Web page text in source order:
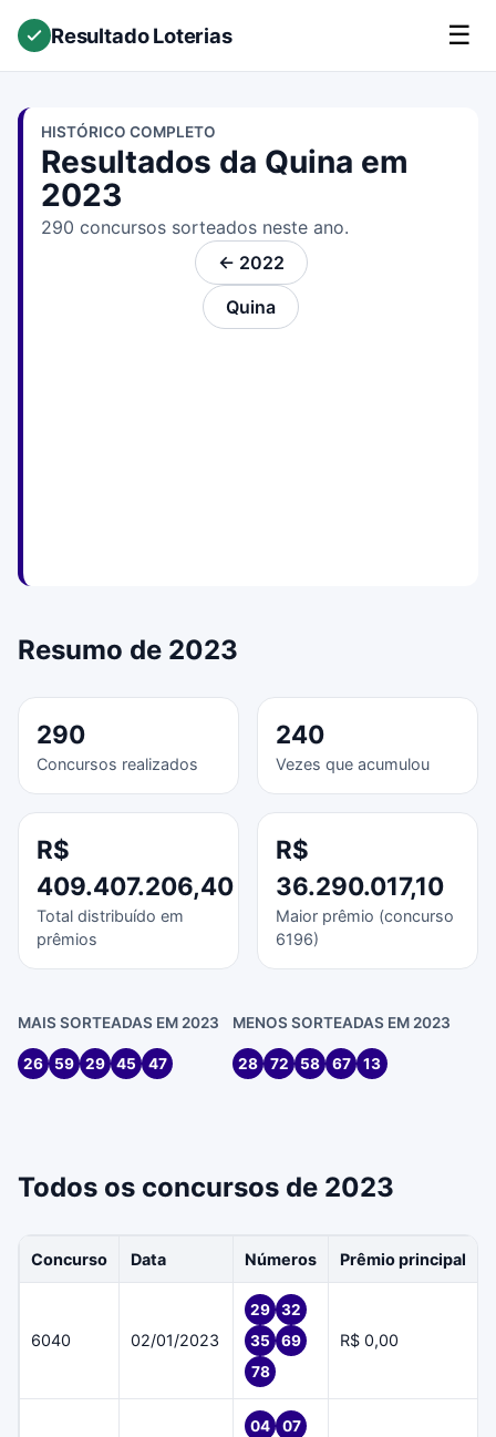
Resultado Loterias ☰
HISTÓRICO COMPLETO
Resultados da Quina em
2023
290 concursos sorteados neste ano.
← 2022
Quina
Resumo de 2023
290
Concursos realizados
240
Vezes que acumulou
R$
409.407.206,40
Total distribuído em
prêmios
R$
36.290.017,10
Maior prêmio (concurso
6196)
MAIS SORTEADAS EM 2023
26 59 29 45 47
MENOS SORTEADAS EM 2023
28 72 58 67 13
Todos os concursos de 2023
Concurso Data Números Prêmio principal
6040 02/01/2023
29
32
35
69
78
R$ 0,00
04
07